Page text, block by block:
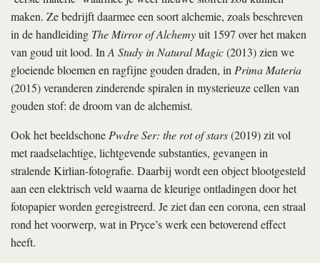
maken. Ze bedrijft daarmee een soort alchemie, zoals beschreven
in de handleiding The Mirror of Alchemyuit 1597 over het maken
van goud uit lood. InA Study in Natural Magic(2013) zien we
gloeiende bloemen en ragfijne gouden draden, inPrima Materia
(2015) veranderen zinderende spiralen in mysterieuze cellen van
gouden stof: de droom van de alchemist.
Ook het beeldschonePwdre Ser: the rot of stars(2019) zit vol
met raadselachtige, lichtgevende substanties, gevangen in
stralende Kirlian-fotografie. Daarbij wordt een object blootgesteld
aan een elektrisch veld waarna de kleurige ontladingen door het
fotopapier worden geregistreerd. Je ziet dan een corona, een straal
rond het voorwerp, wat in Pryce’s werk een betoverend effect
heeft.